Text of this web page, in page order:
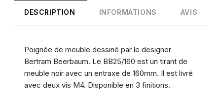
DESCRIPTION INFORMATIONS AVIS
Poignée de meuble dessiné par le designer
Bertram Beerbaum. Le BB25/160 est un tirant de
meuble noir avec un entraxe de 160mm. Il est livré
avec deux vis M4. Disponible en 3 finitions.